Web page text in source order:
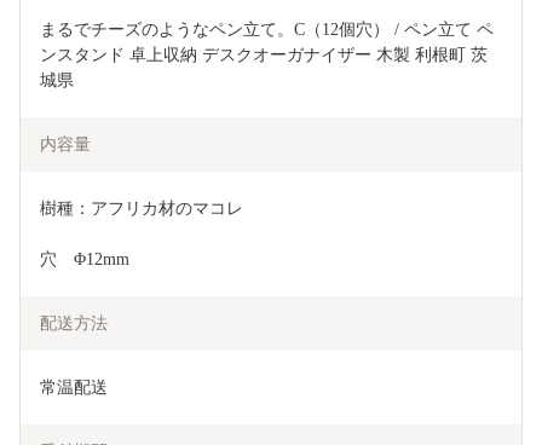
まるでチーズのようなペン立て。C（12個穴） / ペン立て ペ
ンスタンド 卓上収納 デスクオーガナイザー 木製 利根町 茨
城県
内容量
樹種：アフリカ材のマコレ
穴　Φ12mm
配送方法
常温配送